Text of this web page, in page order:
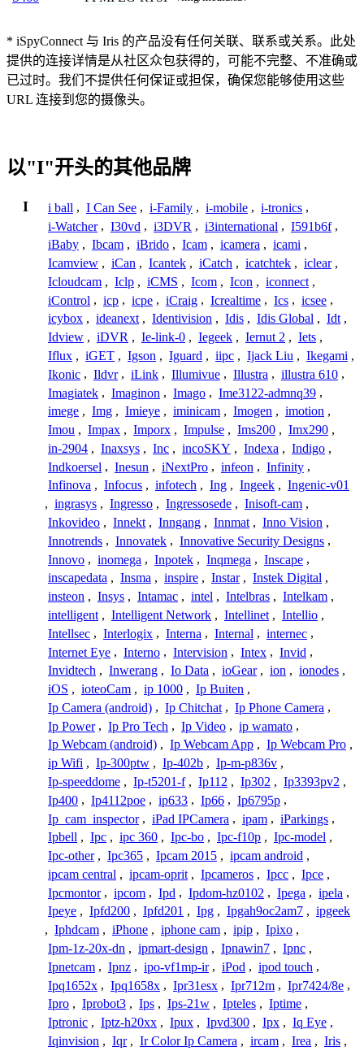
* iSpyConnect 与 Iris 的产品没有任何关联、联系或关系。此处
提供的连接详情是从社区众包获得的，可能不完整、不准确或
已过时。我们不提供任何保证或担保，确保您能够使用这些
URL 连接到您的摄像头。
以"I"开头的其他品牌
I i ball , I Can See , i-Family , i-mobile , i-tronics ,
i-Watcher , I30vd , i3DVR , i3international , I591b6f ,
iBaby , Ibcam , iBrido , Icam , icamera , icami ,
Icamview , iCan , Icantek , iCatch , icatchtek , iclear ,
Icloudcam , Iclp , iCMS , Icom , Icon , iconnect ,
iControl , icp , icpe , iCraig , Icrealtime , Ics , icsee ,
icybox , ideanext , Identivision , Idis , Idis Global , Idt ,
Idview , iDVR , Ie-link-0 , Iegeek , Iernut 2 , Iets ,
Iflux , iGET , Igson , Iguard , iipc , Ijack Liu , Ikegami ,
Ikonic , Ildvr , iLink , Illumivue , Illustra , illustra 610 ,
Imagiatek , Imaginon , Imago , Ime3122-admnq39 ,
imege , Img , Imieye , iminicam , Imogen , imotion ,
Imou , Impax , Imporx , Impulse , Ims200 , Imx290 ,
in-2904 , Inaxsys , Inc , incoSKY , Indexa , Indigo ,
Indkoersel , Inesun , iNextPro , infeon , Infinity ,
Infinova , Infocus , infotech , Ing , Ingeek , Ingenic-v01
, ingrasys , Ingresso , Ingressosede , Inisoft-cam ,
Inkovideo , Innekt , Inngang , Innmat , Inno Vision ,
Innotrends , Innovatek , Innovative Security Designs ,
Innovo , inomega , Inpotek , Inqmega , Inscape ,
inscapedata , Insma , inspire , Instar , Instek Digital ,
insteon , Insys , Intamac , intel , Intelbras , Intelkam ,
intelligent , Intelligent Network , Intellinet , Intellio ,
Intellsec , Interlogix , Interna , Internal , internec ,
Internet Eye , Interno , Intervision , Intex , Invid ,
Invidtech , Inwerang , Io Data , ioGear , ion , ionodes ,
iOS , ioteoCam , ip 1000 , Ip Buiten ,
Ip Camera (android) , Ip Chitchat , Ip Phone Camera ,
Ip Power , Ip Pro Tech , Ip Video , ip wamato ,
Ip Webcam (android) , Ip Webcam App , Ip Webcam Pro ,
ip Wifi , Ip-300ptw , Ip-402b , Ip-m-p836v ,
Ip-speeddome , Ip-t5201-f , Ip112 , Ip302 , Ip3393pv2 ,
Ip400 , Ip4112poe , ip633 , Ip66 , Ip6795p ,
Ip_cam_inspector , iPad IPCamera , ipam , iParkings ,
Ipbell , Ipc , ipc 360 , Ipc-bo , Ipc-f10p , Ipc-model ,
Ipc-other , Ipc365 , Ipcam 2015 , ipcam android ,
ipcam central , ipcam-oprit , Ipcameros , Ipcc , Ipce ,
Ipcmontor , ipcom , Ipd , Ipdom-hz0102 , Ipega , ipela ,
Ipeye , Ipfd200 , Ipfd201 , Ipg , Ipgah9oc2am7 , ipgeek
, Iphdcam , iPhone , iphone cam , ipip , Ipixo ,
Ipm-1z-20x-dn , ipmart-design , Ipnawin7 , Ipnc ,
Ipnetcam , Ipnz , ipo-vf1mp-ir , iPod , ipod touch ,
Ipq1652x , Ipq1658x , Ipr31esx , Ipr712m , Ipr7424/8e ,
Ipro , Iprobot3 , Ips , Ips-21w , Ipteles , Iptime ,
Iptronic , Iptz-h20xx , Ipux , Ipvd300 , Ipx , Iq Eye ,
Iqinvision , Iqr , Ir Color Ip Camera , ircam , Irea , Iris ,